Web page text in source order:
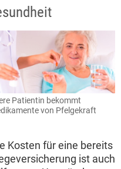
Patientin bekommt
von Pfelgekraft
Kosten für eine bereits
ist auch